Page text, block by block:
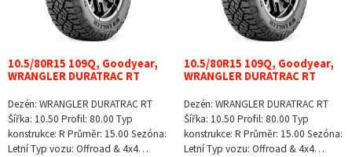
10.5/80R15 109Q, Goodyear,
WRANGLER DURATRAC RT
Dezén: WRANGLER DURATRAC RT
Šířka: 10.50 Profil: 80.00 Typ
konstrukce: R Průměr: 15.00 Sezóna:
Letní Typ vozu: Offroad & 4x4…
10.5/80R15 109Q, Goodyear,
WRANGLER DURATRAC RT
Dezén: WRANGLER DURATRAC RT
Šířka: 10.50 Profil: 80.00 Typ
konstrukce: R Průměr: 15.00 Sezóna:
Letní Typ vozu: Offroad & 4x4…